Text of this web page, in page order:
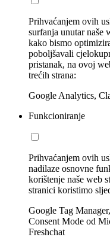
Prihvaćanjem ovih
surfanja unutar naše
kako bismo
poboljšavali
pristanak, na ovoj
trećih strana:
Google Analytics,
Funkcioniranje
Prihvaćanjem ovih
nadilaze osnovne
korištenje naše web
stranici koristimo
Google Tag
Consent Mode od
Freshchat